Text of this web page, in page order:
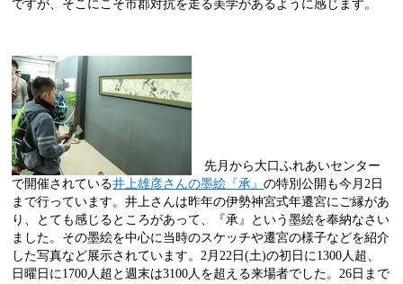
ですが、そこにこそ市郡対抗を走る美学があるように感じます。
先月から大口ふれあいセンター
で開催されている井上雄彦さんの墨絵『承』の特別公開も今月2 日
まで行っています。井上さんは昨年の伊勢神宮式年遷宮にご縁があ
り、とても感じるところがあって、『承』という墨絵を奉納なさい
ました。その墨絵を中心に当時のスケッチや遷宮の様子などを紹介
した写真など展示されています。2月22 日(土)の初日に1300人超、
日曜日に1700人超と週末は3100人を超える来場者でした。26 日まで